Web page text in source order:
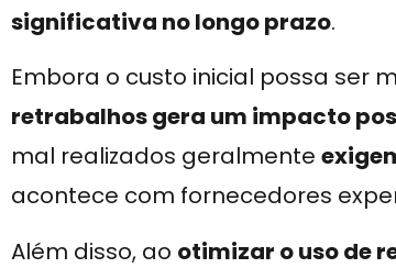
significativa no longo prazo.
Embora o custo inicial possa ser
retrabalhos gera um impacto
mal realizados geralmente
acontece com fornecedores
Além disso, ao otimizar o uso de